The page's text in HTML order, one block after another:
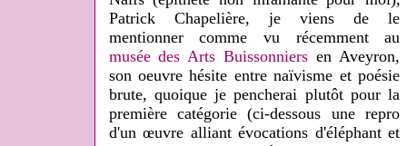
Patrick Chapelière, je viens de le
mentionner comme vu récemment au
musée des Arts Buissonniers en Aveyron,
son oeuvre hésite entre naïvisme et poésie
brute, quoique je pencherai plutôt pour la
première catégorie (ci-dessous une repro
d'un œuvre alliant évocations d'éléphant et